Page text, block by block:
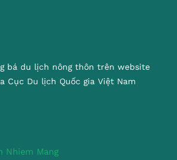
bá du lịch nông thôn trên website
Cục Du lịch Quốc gia Việt Nam